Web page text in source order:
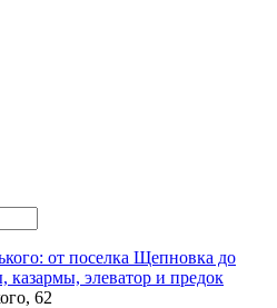
от поселка Щепновка до
элеватор и предок
62